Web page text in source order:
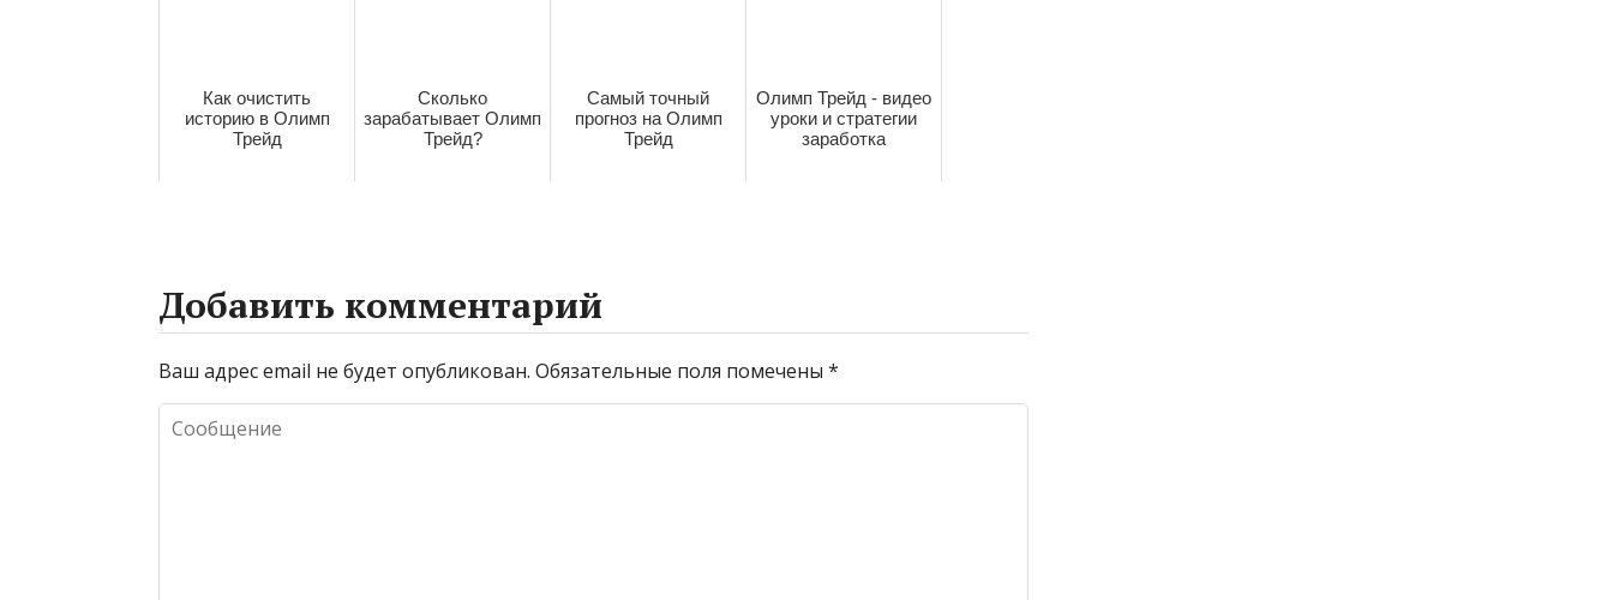
Как очистить
историю в Олимп
Трейд
Сколько
зарабатывает Олимп
Трейд?
Самый точный
прогноз на Олимп
Трейд
Олимп Трейд - видео
уроки и стратегии
заработка
Добавить комментарий
Ваш адрес email не будет опубликован. Обязательные поля помечены *